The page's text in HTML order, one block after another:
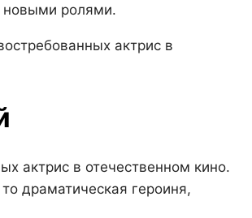
новыми ролями.
актрис в
актрис в отечественном кино.
драматическая героиня,